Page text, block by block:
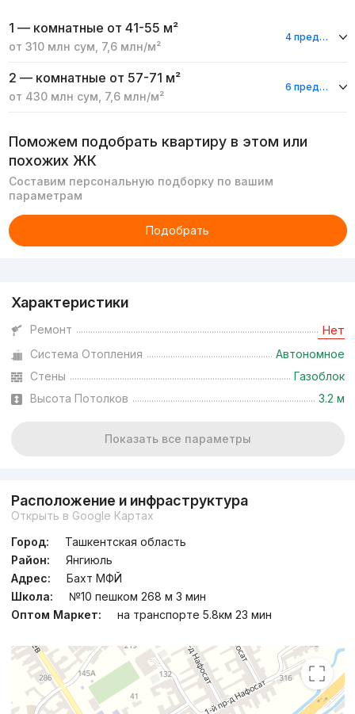
1 — комнатные от 41-55 м²
от 310 млн сум 7,6 млн/м²
4 предложения
2 — комнатные от 57-71 м²
от 430 млн сум 7,6 млн/м²
6 предложений
Поможем подобрать квартиру в этом или
похожих ЖК
Составим персональную подборку по вашим
параметрам
Подобрать
Характеристики
Ремонт Нет
Система Отопления
Автономное
Стены
Газоблок
Высота Потолков
3.2 м
Показать все параметры
Расположение и инфраструктура
Открыть в Google Картах
Город:
Ташкентская область
Район:
Янгиюль
Адрес:
Бахт МФЙ
Школа:
№10 пешком 268 м 3 мин
Оптом Маркет:
на транспорте 5.8км 23 мин